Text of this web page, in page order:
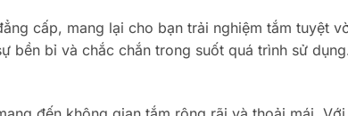
cấp, mang lại cho bạn trải nghiệm tắm tuyệt
bền bỉ và chắc chắn trong suốt quá trình sử